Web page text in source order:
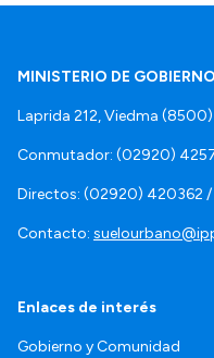
MINISTERIO DE GOBIERNO
Laprida 212, Viedma (8500)
Conmutador: (02920)
Directos: (02920) 420362
Contacto:
Enlaces de interés
Gobierno y Comunidad